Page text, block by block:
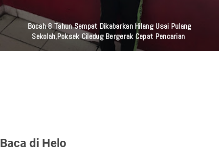
‎Bocah 8 Tahun Sempat Dikabarkan Hilang Usai Pulang
Sekolah,Poksek Ciledug Bergerak Cepat Pencarian ‎
Baca di Helo